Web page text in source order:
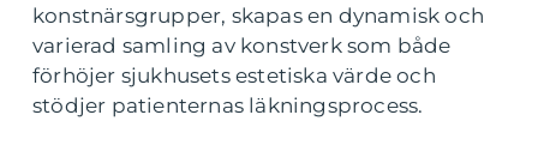
konstnärsgrupper, skapas en dynamisk och
varierad samling av konstverk som både
förhöjer sjukhusets estetiska värde och
stödjer patienternas läkningsprocess.